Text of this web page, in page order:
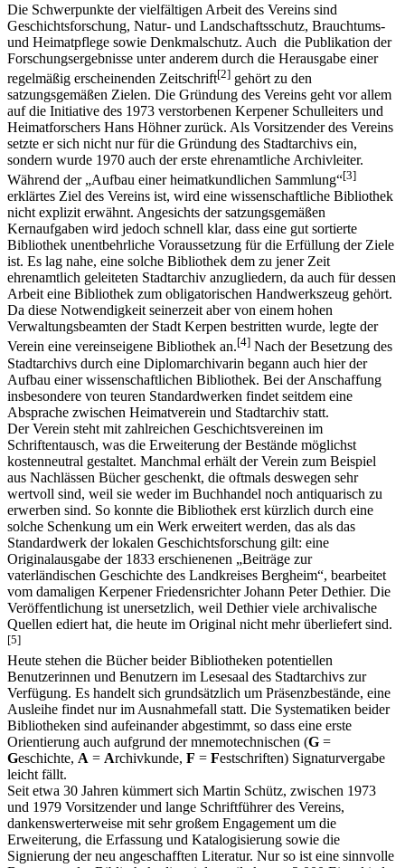
Die Schwerpunkte der vielfältigen Arbeit des Vereins sind
Geschichtsforschung, Natur- und Landschaftsschutz, Brauchtums-
und Heimatpflege sowie Denkmalschutz. Auch die Publikation der
Forschungsergebnisse unter anderem durch die Herausgabe einer
regelmäßig erscheinenden Zeitschrift[2] gehört zu den
satzungsgemäßen Zielen. Die Gründung des Vereins geht vor allem
auf die Initiative des 1973 verstorbenen Kerpener Schulleiters und
Heimatforschers Hans Höhner zurück. Als Vorsitzender des Vereins
setzte er sich nicht nur für die Gründung des Stadtarchivs ein,
sondern wurde 1970 auch der erste ehrenamtliche Archivleiter.
Während der „Aufbau einer heimatkundlichen Sammlung“[3]
erklärtes Ziel des Vereins ist, wird eine wissenschaftliche Bibliothek
nicht explizit erwähnt. Angesichts der satzungsgemäßen
Kernaufgaben wird jedoch schnell klar, dass eine gut sortierte
Bibliothek unentbehrliche Voraussetzung für die Erfüllung der Ziele
ist. Es lag nahe, eine solche Bibliothek dem zu jener Zeit
ehrenamtlich geleiteten Stadtarchiv anzugliedern, da auch für dessen
Arbeit eine Bibliothek zum obligatorischen Handwerkszeug gehört.
Da diese Notwendigkeit seinerzeit aber von einem hohen
Verwaltungsbeamten der Stadt Kerpen bestritten wurde, legte der
Verein eine vereinseigene Bibliothek an.[4] Nach der Besetzung des
Stadtarchivs durch eine Diplomarchivarin begann auch hier der
Aufbau einer wissenschaftlichen Bibliothek. Bei der Anschaffung
insbesondere von teuren Standardwerken findet seitdem eine
Absprache zwischen Heimatverein und Stadtarchiv statt.
Der Verein steht mit zahlreichen Geschichtsvereinen im
Schriftentausch, was die Erweiterung der Bestände möglichst
kostenneutral gestaltet. Manchmal erhält der Verein zum Beispiel
aus Nachlässen Bücher geschenkt, die oftmals deswegen sehr
wertvoll sind, weil sie weder im Buchhandel noch antiquarisch zu
erwerben sind. So konnte die Bibliothek erst kürzlich durch eine
solche Schenkung um ein Werk erweitert werden, das als das
Standardwerk der lokalen Geschichtsforschung gilt: eine
Originalausgabe der 1833 erschienenen „Beiträge zur
vaterländischen Geschichte des Landkreises Bergheim“, bearbeitet
vom damaligen Kerpener Friedensrichter Johann Peter Dethier. Die
Veröffentlichung ist unersetzlich, weil Dethier viele archivalische
Quellen ediert hat, die heute im Original nicht mehr überliefert sind.
[5]
Heute stehen die Bücher beider Bibliotheken potentiellen
Benutzerinnen und Benutzern im Lesesaal des Stadtarchivs zur
Verfügung. Es handelt sich grundsätzlich um Präsenzbestände, eine
Ausleihe findet nur im Ausnahmefall statt. Die Systematiken beider
Bibliotheken sind aufeinander abgestimmt, so dass eine erste
Orientierung auch aufgrund der mnemotechnischen (G =
Geschichte, A = Archivkunde, F = Festschriften) Signaturvergabe
leicht fällt.
Seit etwa 30 Jahren kümmert sich Martin Schütz, zwischen 1973
und 1979 Vorsitzender und lange Schriftführer des Vereins,
dankenswerterweise mit sehr großem Engagement um die
Erweiterung, die Erfassung und Katalogisierung sowie die
Signierung der neu angeschafften Literatur. Nur so ist eine sinnvolle